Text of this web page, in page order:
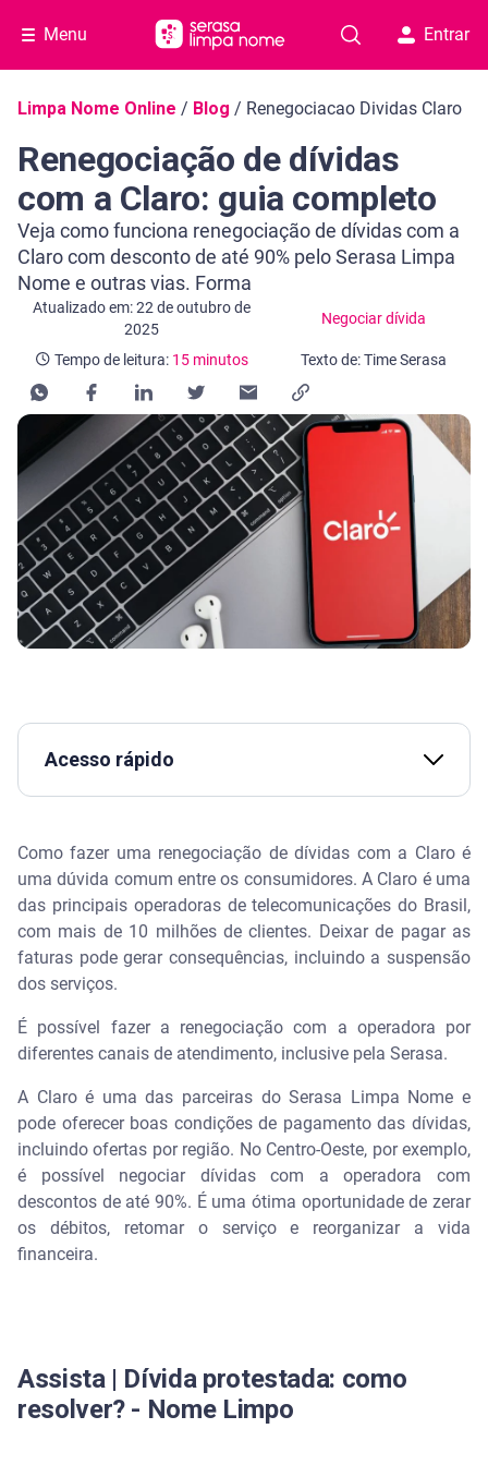
Menu Entrar
Navegação do blog
Limpa Nome Online / Blog / Renegociacao Dividas Claro
Renegociação de dívidas
com a Claro: guia completo
Veja como funciona renegociação de dívidas com a
Claro com desconto de até 90% pelo Serasa Limpa
Nome e outras vias. Forma
Atualizado em: 22 de outubro de
2025
Negociar dívida
Categoria Negociar dívida
Tempo de leitura: 15 minutos
Tempo de leitura: 15 minutos
Texto de: Time Serasa
Acesso rápido
O que é preciso saber antes de renegociar dívida
com a Claro
Principais motivos que levam à dívida com a Claro
Consequências de não pagar uma dívida com a
Claro
Benefícios de renegociar uma dívida com a Claro
Como renegociar dívidas com a Claro?
Renegociação de dívidas com a Claro nos canais
da operadora
Renegociação de dívidas com a Claro pelo Serasa
Por que vale a pena renegociar dívidas com a Claro
Como fazer uma renegociação de dívidas com a Claro é
uma dúvida comum entre os consumidores. A Claro é uma
das principais operadoras de telecomunicações do Brasil,
com mais de 10 milhões de clientes. Deixar de pagar as
faturas pode gerar consequências, incluindo a suspensão
dos serviços.
É possível fazer a renegociação com a operadora por
diferentes canais de atendimento, inclusive pela Serasa.
​​A Claro é uma das parceiras do Serasa Limpa Nome e
pode oferecer boas condições de pagamento das dívidas,
incluindo ofertas por região. No Centro-Oeste, por exemplo,
é possível negociar dívidas com a operadora com
descontos de até 90%. É uma ótima oportunidade de zerar
os débitos, retomar o serviço e reorganizar a vida
financeira.
Assista | Dívida protestada: como
resolver? - Nome Limpo